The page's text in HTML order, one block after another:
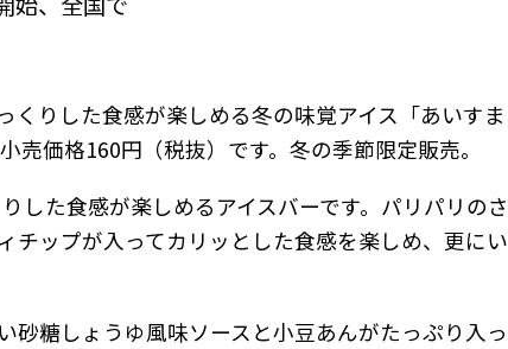
りした食感が楽しめる冬の味覚アイス「あいすま
価格160円（税抜）です。冬の季節限定販売。
した食感が楽しめるアイスバーです。パリパリのさ
チップが入ってカリッとした食感を楽しめ、更にい
糖しょうゆ風味ソースと小豆あんがたっぷり入っ